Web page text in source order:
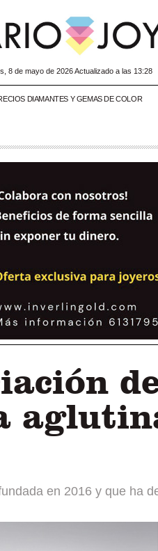
8 de mayo de 2026 Actualizado a las 13:28
DIAMANTES Y GEMAS DE COLOR
en 2016 y que ha